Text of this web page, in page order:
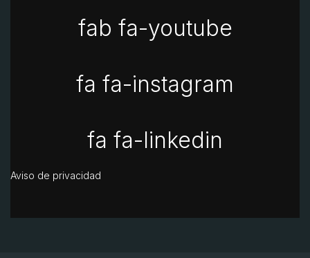
fab fa-youtube
fa fa-instagram
fa fa-linkedin
Aviso de privacidad